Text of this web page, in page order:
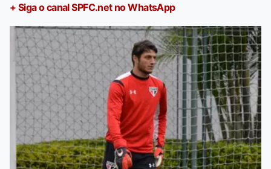
+ Siga o canal SPFC.net no WhatsApp